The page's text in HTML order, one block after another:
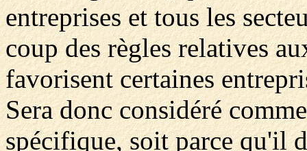
entreprises et tous les
coup des règles relatives
favorisent certaines
Sera donc considéré
spécifique, soit parce qu'il